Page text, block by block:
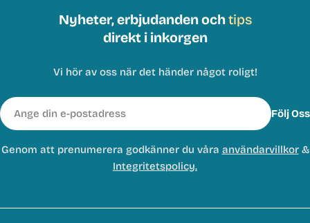
Nyheter, erbjudanden ochtips
direkt i inkorgen
Vi hör av oss när det händer något roligt!
E-
post
Följ Oss
Genom att prenumerera godkänner du våra användarvillkor&
Integritetspolicy.